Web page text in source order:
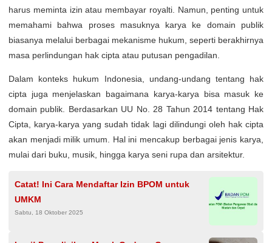
harus meminta izin atau membayar royalti. Namun, penting untuk
memahami bahwa proses masuknya karya ke domain publik
biasanya melalui berbagai mekanisme hukum, seperti berakhirnya
masa perlindungan hak cipta atau putusan pengadilan.
Dalam konteks hukum Indonesia, undang-undang tentang hak
cipta juga menjelaskan bagaimana karya-karya bisa masuk ke
domain publik. Berdasarkan UU No. 28 Tahun 2014 tentang Hak
Cipta, karya-karya yang sudah tidak lagi dilindungi oleh hak cipta
akan menjadi milik umum. Hal ini mencakup berbagai jenis karya,
mulai dari buku, musik, hingga karya seni rupa dan arsitektur.
Catat! Ini Cara Mendaftar Izin BPOM untuk
UMKM
Sabtu, 18 Oktober 2025